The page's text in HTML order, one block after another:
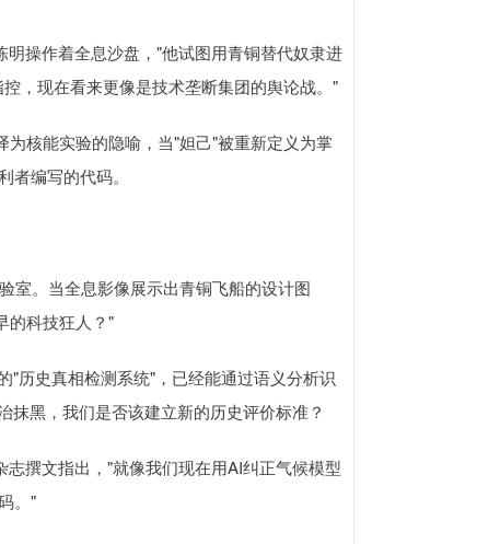
操作着全息沙盘，"他试图用青铜替代奴隶进
，现在看来更像是技术垄断集团的舆论战。"
核能实验的隐喻，当"妲己"被重新定义为掌
编写的代码。
室。当全息影像展示出青铜飞船的设计图
的科技狂人？"
"历史真相检测系统"，已经能通过语义分析识
黑，我们是否该建立新的历史评价标准？
撰文指出，"就像我们现在用AI纠正气候模型
。"